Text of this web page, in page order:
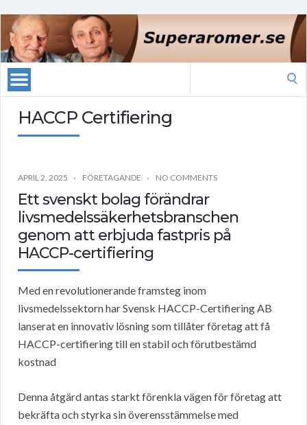
HACCP Certifiering
APRIL 2, 2025 FÖRETAGANDE NO COMMENTS
Ett svenskt bolag förändrar
livsmedelssäkerhetsbranschen
genom att erbjuda fastpris på
HACCP-certifiering
Med en revolutionerande framsteg inom
livsmedelssektorn har Svensk HACCP-Certifiering AB
lanserat en innovativ lösning som tillåter företag att få
HACCP-certifiering till en stabil och förutbestämd
kostnad
Denna åtgärd antas starkt förenkla vägen för företag att
bekräfta och styrka sin överensstämmelse med